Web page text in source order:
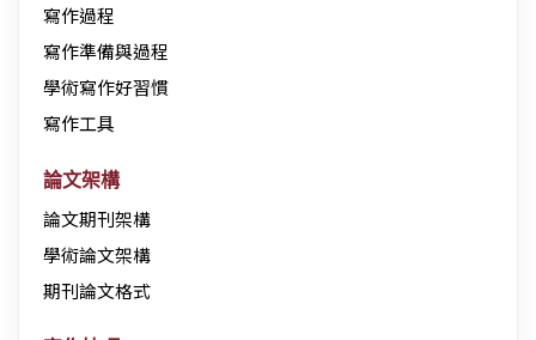
寫作過程
寫作準備與過程
學術寫作好習慣
寫作工具
論文架構
論文期刊架構
學術論文架構
期刊論文格式